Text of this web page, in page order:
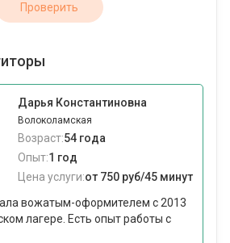
Проверить
Дарья Константиновна
Волоколамская
Возраст:54 года
Опыт:1 год
Цена услуги:от 750 руб/45 минут
вожатым-оформителем с 2013
лагере. Есть опыт работы с